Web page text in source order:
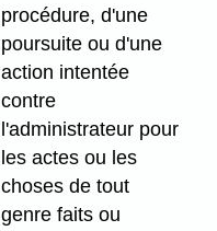
procédure, d'une
poursuite ou d'une
action intentée
contre
l'administrateur pour
les actes ou les
choses de tout
genre faits ou